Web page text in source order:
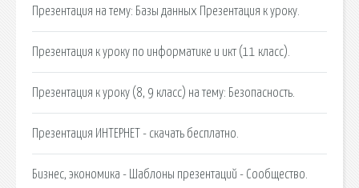
Презентация на тему: Базы данных Презентация к уроку.
Презентация к уроку по информатике и икт (11 класс).
Презентация к уроку (8, 9 класс) на тему: Безопасность.
Презентация ИНТЕРНЕТ - скачать бесплатно.
Бизнес, экономика - Шаблоны презентаций - Сообщество.